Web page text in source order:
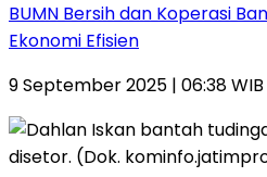
BUMN Bersih dan Koperasi
Ekonomi Efisien
9 September 2025 | 06:38 WIB